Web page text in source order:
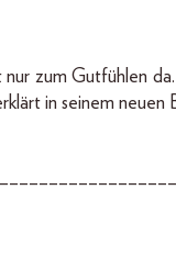
zum Gutfühlen
in seinem